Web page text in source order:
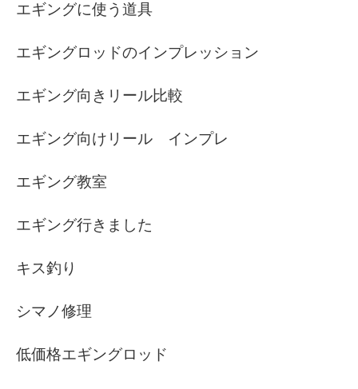
エギングに使う道具
エギングロッドのインプレッション
エギング向きリール比較
エギング向けリール インプレ
エギング教室
エギング行きました
キス釣り
シマノ修理
低価格エギングロッド